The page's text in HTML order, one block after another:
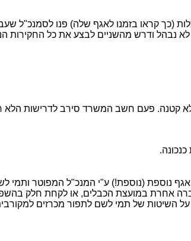
(כך קראו בזמנו לאגף שלה) פנו לסמנכ"ל
נבהל ודרש מהשניים לבצע את כל החקירות
קטנה. פעם חשב המשרד סירב לדרישות הלא
(נוספת!) ע"י המנכ"ל המפוטר ותמי
חברה אחרת במועצת הכבלים, או לקחת חלק
של תמי לשם לתפור מכרזים למקורבים